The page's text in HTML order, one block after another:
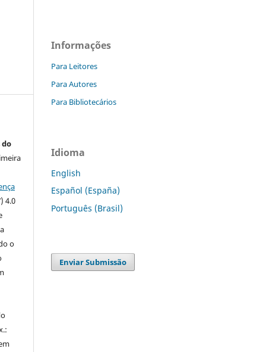
do
4.0
o
Informações
Para Leitores
Para Autores
Para Bibliotecários
Idioma
English
Español (España)
Português (Brasil)
Enviar Submissão